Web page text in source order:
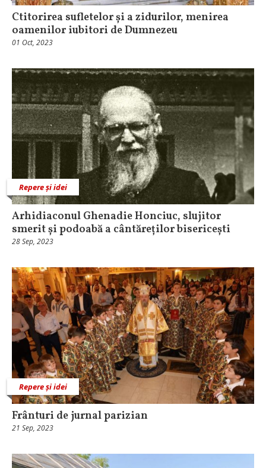
Ctitorirea sufletelor și a zidurilor, menirea
oamenilor iubitori de Dumnezeu
01 Oct, 2023
Repere și idei
Arhidiaconul Ghenadie Honciuc, slujitor
smerit și podoabă a cântăreților bisericești
28 Sep, 2023
Repere și idei
Frânturi de jurnal parizian
21 Sep, 2023